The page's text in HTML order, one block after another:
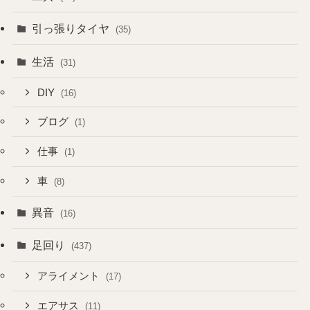
引っ張りタイヤ (35)
生活 (31)
DIY (16)
ブログ (1)
仕事 (1)
車 (8)
異音 (16)
足回り (437)
アライメント (17)
エアサス (11)